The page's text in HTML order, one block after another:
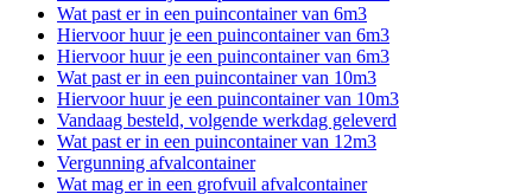
Wat past er in een puincontainer van 6m3
Hiervoor huur je een puincontainer van 6m3
Hiervoor huur je een puincontainer van 6m3
Wat past er in een puincontainer van 10m3
Hiervoor huur je een puincontainer van 10m3
Vandaag besteld, volgende werkdag geleverd
Wat past er in een puincontainer van 12m3
Vergunning afvalcontainer
Wat mag er in een grofvuil afvalcontainer